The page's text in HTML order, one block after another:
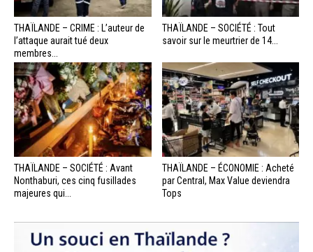
THAÏLANDE – CRIME : L’auteur de
l’attaque aurait tué deux
membres...
THAÏLANDE – SOCIÉTÉ : Tout
savoir sur le meurtrier de 14...
THAÏLANDE – SOCIÉTÉ : Avant
Nonthaburi, ces cinq fusillades
majeures qui...
THAÏLANDE – ÉCONOMIE : Acheté
par Central, Max Value deviendra
Tops